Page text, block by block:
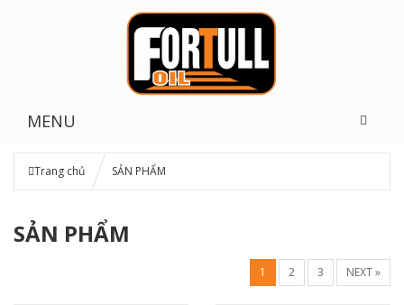
MENU
Trang chủ SẢN PHẨM
SẢN PHẨM
1 2 3 NEXT »